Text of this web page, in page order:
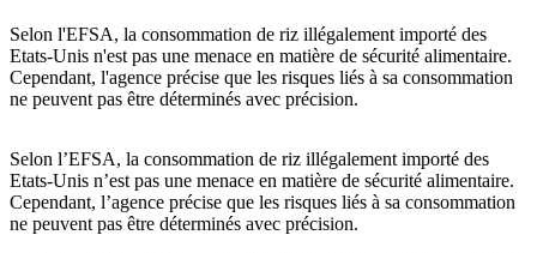
Selon l'EFSA, la consommation de riz illégalement importé des
Etats-Unis n'est pas une menace en matière de sécurité alimentaire.
Cependant, l'agence précise que les risques liés à sa consommation
ne peuvent pas être déterminés avec précision.
Selon l’EFSA, la consommation de riz illégalement importé des
Etats-Unis n’est pas une menace en matière de sécurité alimentaire.
Cependant, l’agence précise que les risques liés à sa consommation
ne peuvent pas être déterminés avec précision.